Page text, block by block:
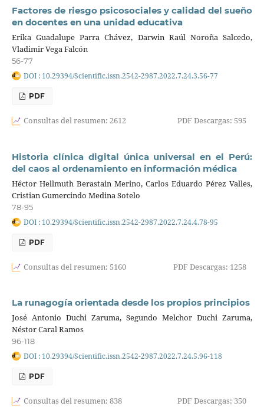
Factores de riesgo psicosociales y calidad del sueño
en docentes en una unidad educativa
Erika Guadalupe Parra Chávez, Darwin Raúl Noroña Salcedo,
Vladimir Vega Falcón
56-77
DOI : 10.29394/Scientific.issn.2542-2987.2022.7.24.3.56-77
PDF
Consultas del resumen: 2612 PDF Descargas: 595
Historia clínica digital única universal en el Perú:
del caos al ordenamiento en información médica
Héctor Hellmuth Berastain Merino, Carlos Eduardo Pérez Valles,
Cristian Gumercindo Medina Sotelo
78-95
DOI : 10.29394/Scientific.issn.2542-2987.2022.7.24.4.78-95
PDF
Consultas del resumen: 5160 PDF Descargas: 1258
La runagogía orientada desde los propios principios
José Antonio Duchi Zaruma, Segundo Melchor Duchi Zaruma,
Néstor Caral Ramos
96-118
DOI : 10.29394/Scientific.issn.2542-2987.2022.7.24.5.96-118
PDF
Consultas del resumen: 838 PDF Descargas: 350